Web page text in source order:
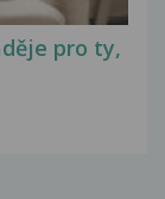
pro ty,